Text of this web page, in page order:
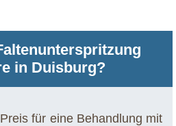
in Duisburg?
für eine Behandlung mit